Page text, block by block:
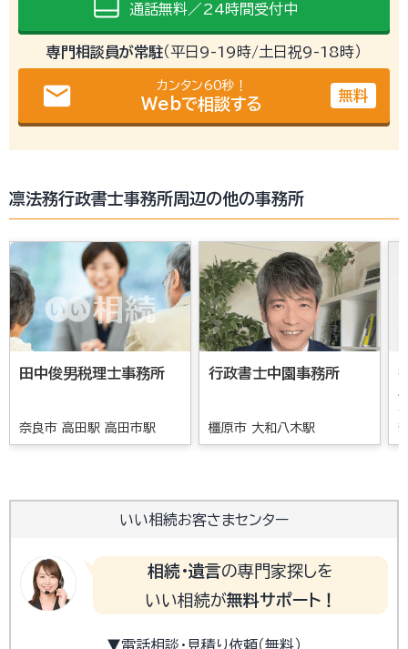
通話無料／24時間受付中
専門相談員が常駐（平日9-19時/土日祝9-18時）
email カンタン60秒！
Webで相談する 無料
凛法務行政書士事務所周辺の他の事務所
田中俊男税理士事務所
奈良市 高田駅 高田市駅
行政書士中園事務所
橿原市 大和八木駅
いい相続お客さまセンター
相続・遺言の専門家探しを
いい相続が無料サポート！
▼電話相談・見積り依頼（無料）